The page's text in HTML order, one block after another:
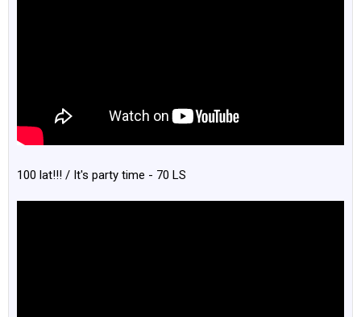
100 lat!!! / It's party time - 70 LS